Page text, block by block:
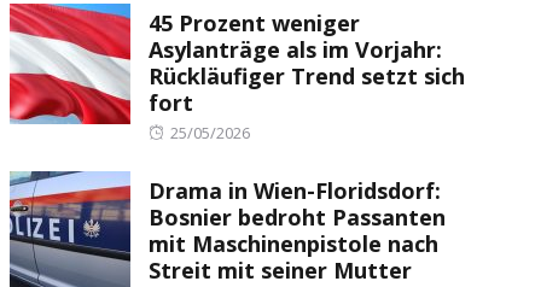
45 Prozent weniger
Asylanträge als im Vorjahr:
Rückläufiger Trend setzt sich
fort
Posted
25/05/2026
Drama in Wien-Floridsdorf:
Bosnier bedroht Passanten
mit Maschinenpistole nach
Streit mit seiner Mutter